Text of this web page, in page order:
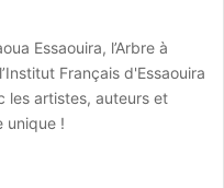
Essaouira, l’Arbre à
Français d'Essaouira
les artistes, auteurs et
unique !